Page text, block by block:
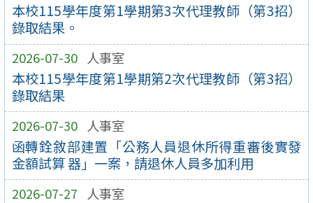
本校115學年度第1學期第3次代理教師（第3招）
錄取結果。
2026-07-30 人事室
本校115學年度第1學期第2次代理教師（第3招）
錄取結果
2026-07-30 人事室
函轉銓敘部建置「公務人員退休所得重審後實發
金額試算 器」一案，請退休人員多加利用
2026-07-27 人事室